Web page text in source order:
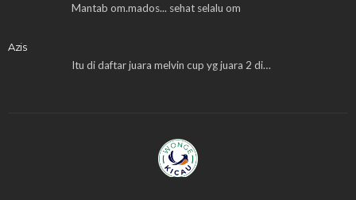
Mantab om.mados... sehat selalu om
Azis
Itu di daftar juara melvin cup yg juara 2 di…